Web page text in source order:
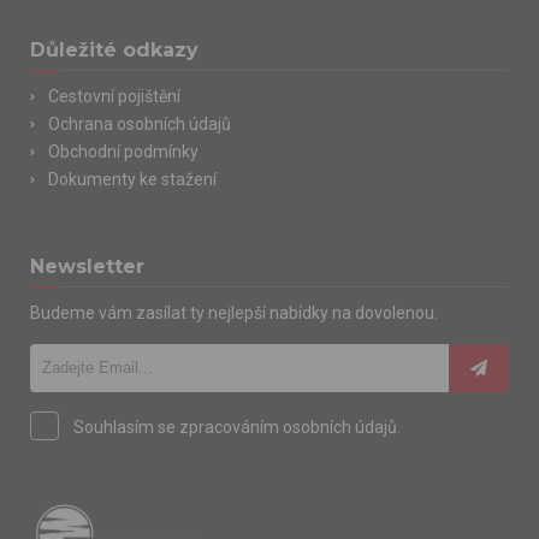
Důležité odkazy
Cestovní pojištění
Ochrana osobních údajů
Obchodní podmínky
Dokumenty ke stažení
Newsletter
Budeme vám zasílat ty nejlepší nabídky na dovolenou.
Souhlasím se zpracováním osobních údajů.
zájmům.